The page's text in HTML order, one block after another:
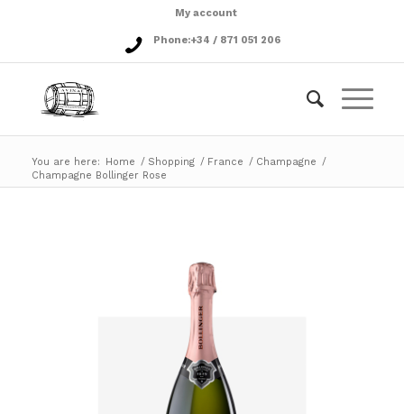
My account
Phone:+34 / 871 051 206
You are here: Home / Shopping / France / Champagne /
Champagne Bollinger Rose